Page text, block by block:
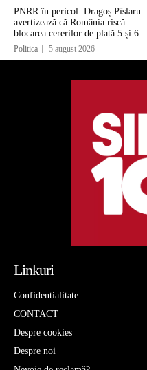
PNRR în pericol: Dragoș Pîslaru
avertizează că România riscă
blocarea cererilor de plată 5 și 6
Politica 5 august 2026
Linkuri
Confidentialitate
CONTACT
Despre cookies
Despre noi